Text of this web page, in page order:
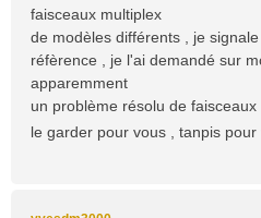
g
e
faisceaux multiplex
de modèles différents , je
réfèrence , je l'ai demandé sur
apparemment
un problème résolu de
le garder pour vous , tanpis pour